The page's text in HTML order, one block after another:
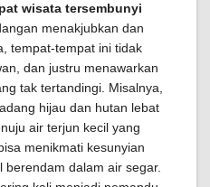
wisata tersembunyi
menakjubkan dan
tempat-tempat ini tidak
dan justru menawarkan
tak tertandingi. Misalnya,
hijau dan hutan lebat
air terjun kecil yang
menikmati kesunyian
dalam air segar.